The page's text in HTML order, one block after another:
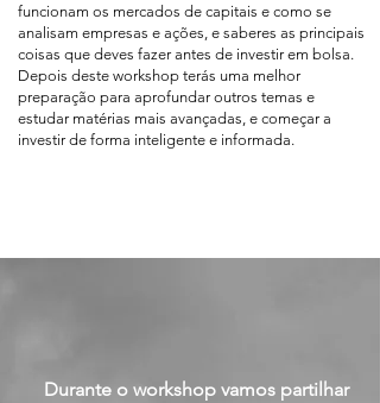
funcionam os mercados de capitais e como se
analisam empresas e ações, e saberes as principais
coisas que deves fazer antes de investir em bolsa.
Depois deste workshop terás uma melhor
preparação para aprofundar outros temas e
estudar matérias mais avançadas, e começar a
investir de forma inteligente e informada.
Durante o workshop vamos partilhar